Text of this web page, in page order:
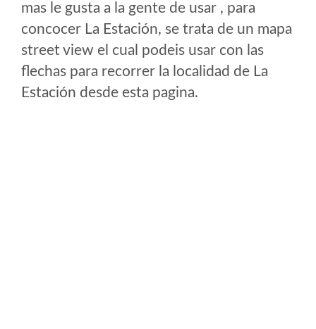
mas le gusta a la gente de usar , para
concocer La Estación, se trata de un mapa
street view el cual podeis usar con las
flechas para recorrer la localidad de La
Estación desde esta pagina.